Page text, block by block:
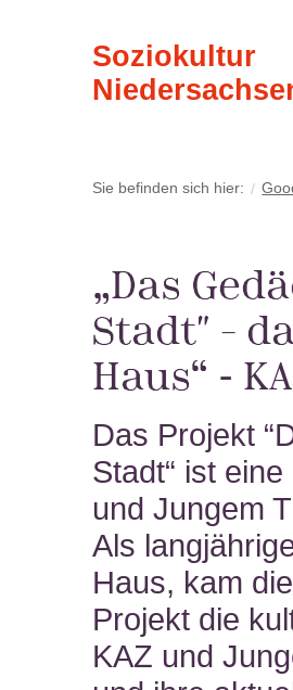
Soziokultur
Sie befinden sich hier:
„Das
Stadt" –
Haus“ -
Das Projekt
Stadt“ ist
und Jungem
Als
Haus, kam
Projekt die
KAZ und